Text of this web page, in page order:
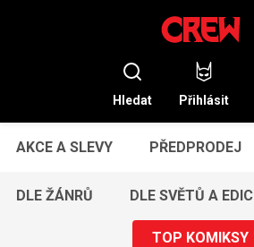
Hledat Přihlásit
AKCE A SLEVY PŘEDPRODEJ
DLE ŽÁNRŮ DLE SVĚTŮ A EDIC
TOP KOMIKSY